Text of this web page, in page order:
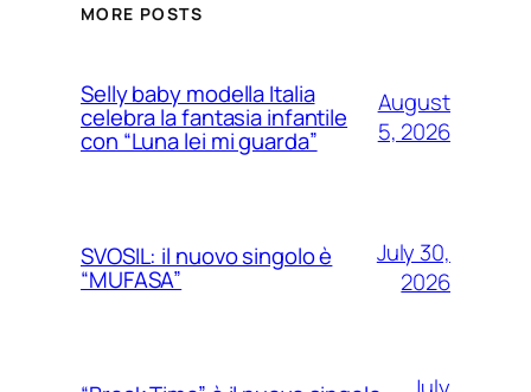
MORE POSTS
Selly baby modella Italia
celebra la fantasia infantile
con “Luna lei mi guarda”
August
5, 2026
SVOSIL: il nuovo singolo è
“MUFASA”
July 30,
2026